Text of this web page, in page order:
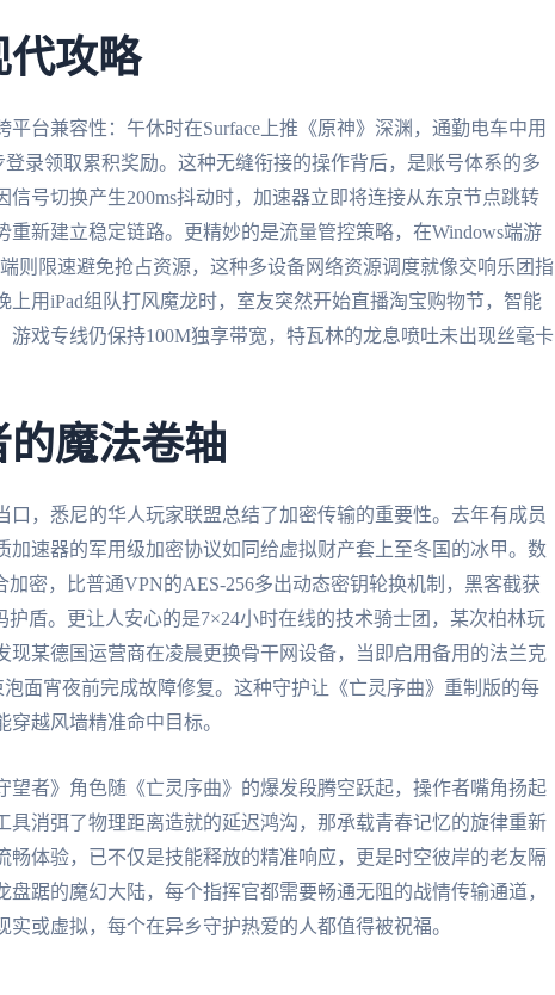
代攻略
台兼容性：午休时在Surface上推《原神》深渊，通勤电车中用
登录领取累积奖励。这种无缝衔接的操作背后，是账号体系的多
号切换产生200ms抖动时，加速器立即将连接从东京节点跳转
新建立稳定链路。更精妙的是流量管控策略，在Windows端游
则限速避免抢占资源，这种多设备网络资源调度就像交响乐团指
用iPad组队打风魔龙时，室友突然开始直播淘宝购物节，智能
游戏专线仍保持100M独享带宽，特瓦林的龙息喷吐未出现丝毫卡
魔法卷轴
，悉尼的华人玩家联盟总结了加密传输的重要性。去年有成员
加速器的军用级加密协议如同给虚拟财产套上至冬国的冰甲。数
加密，比普通VPN的AES-256多出动态密钥轮换机制，黑客截获
盾。更让人安心的是7×24小时在线的技术骑士团，某次柏林玩
现某德国运营商在凌晨更换骨干网设备，当即启用备用的法兰克
面宵夜前完成故障修复。这种守护让《亡灵序曲》重制版的每
越风墙精准命中目标。
望者》角色随《亡灵序曲》的爆发段腾空跃起，操作者嘴角扬起
具消弭了物理距离造就的延迟鸿沟，那承载青春记忆的旋律重新
畅体验，已不仅是技能释放的精准响应，更是时空彼岸的老友隔
踞的魔幻大陆，每个指挥官都需要畅通无阻的战情传输通道，
或虚拟，每个在异乡守护热爱的人都值得被祝福。